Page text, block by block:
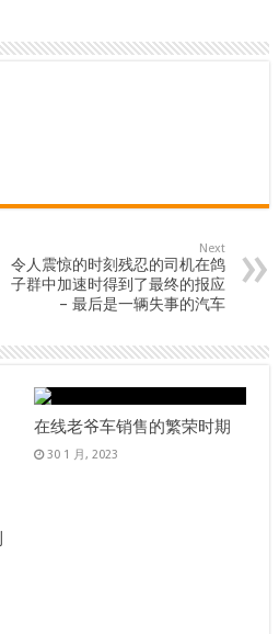
Next
令人震惊的时刻残忍的司机在鸽
子群中加速时得到了最终的报应
– 最后是一辆失事的汽车
在线老爷车销售的繁荣时期
30 1 月, 2023